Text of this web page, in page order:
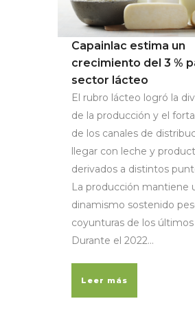
Capainlac estima un
crecimiento del 3 %
sector lácteo
El rubro lácteo logró la
de la producción y el
de los canales de
llegar con leche y
derivados a distintos
La producción mantiene
dinamismo sostenido
coyunturas de los últimos
Durante el 2022...
Leer más